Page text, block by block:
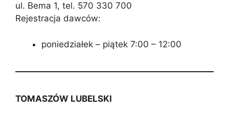
ul. Bema 1, tel. 570 330 700
Rejestracja dawców:
poniedziałek – piątek 7:00 – 12:00
TOMASZÓW LUBELSKI